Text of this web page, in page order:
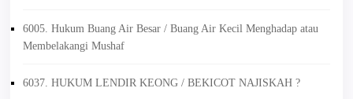
6005. Hukum Buang Air Besar / Buang Air Kecil Menghadap atau
Membelakangi Mushaf
6037. HUKUM LENDIR KEONG / BEKICOT NAJISKAH ?